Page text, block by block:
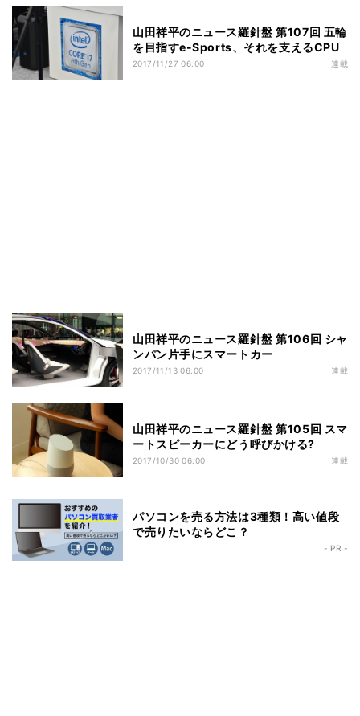
山田祥平のニュース羅針盤 第107回 五輪
を目指すe-Sports、それを支えるCPU
2017/11/27 06:00 連載
山田祥平のニュース羅針盤 第106回 シャ
ンパン片手にスマートカー
2017/11/13 06:00 連載
山田祥平のニュース羅針盤 第105回 スマ
ートスピーカーにどう呼びかける?
2017/10/30 06:00 連載
パソコンを売る方法は3種類！高い値段
で売りたいならどこ？
- PR -